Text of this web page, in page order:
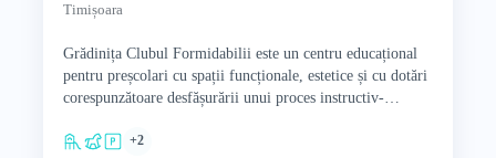
Timișoara
Grădinița Clubul Formidabilii este un centru educațional
pentru preșcolari cu spații funcționale, estetice și cu dotări
corespunzătoare desfășurării unui proces instructiv-
+2